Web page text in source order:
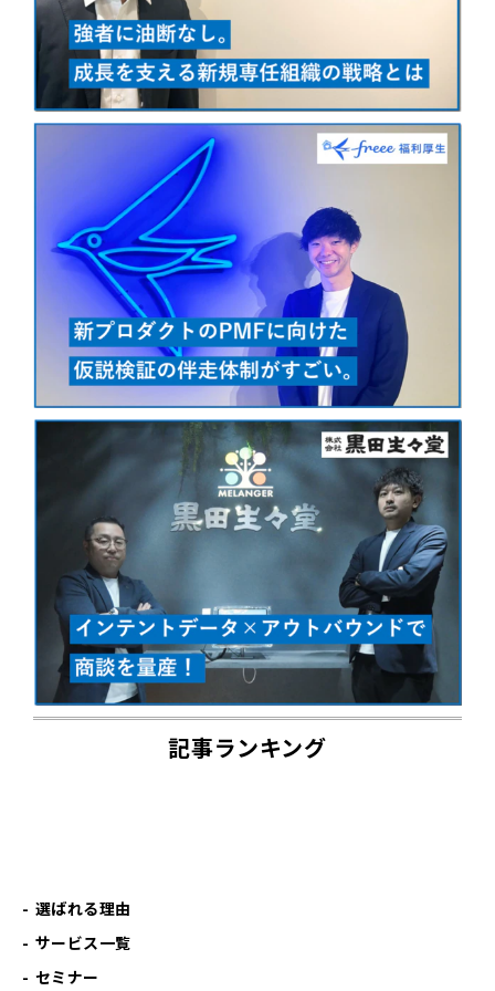
記事ランキング
選ばれる理由
サービス一覧
セミナー